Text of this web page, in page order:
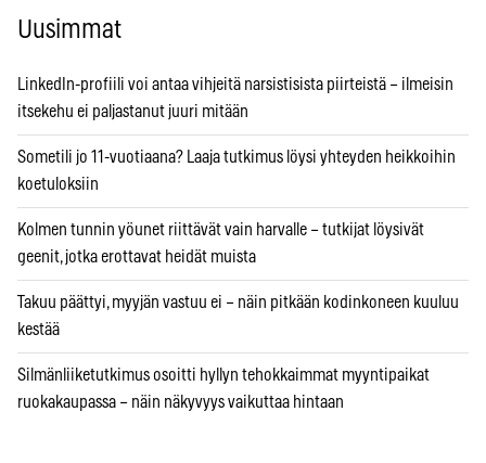
Uusimmat
LinkedIn-profiili voi antaa vihjeitä narsistisista piirteistä – ilmeisin
itsekehu ei paljastanut juuri mitään
Sometili jo 11-vuotiaana? Laaja tutkimus löysi yhteyden heikkoihin
koetuloksiin
Kolmen tunnin yöunet riittävät vain harvalle – tutkijat löysivät
geenit, jotka erottavat heidät muista
Takuu päättyi, myyjän vastuu ei – näin pitkään kodinkoneen kuuluu
kestää
Silmänliiketutkimus osoitti hyllyn tehokkaimmat myyntipaikat
ruokakaupassa – näin näkyvyys vaikuttaa hintaan